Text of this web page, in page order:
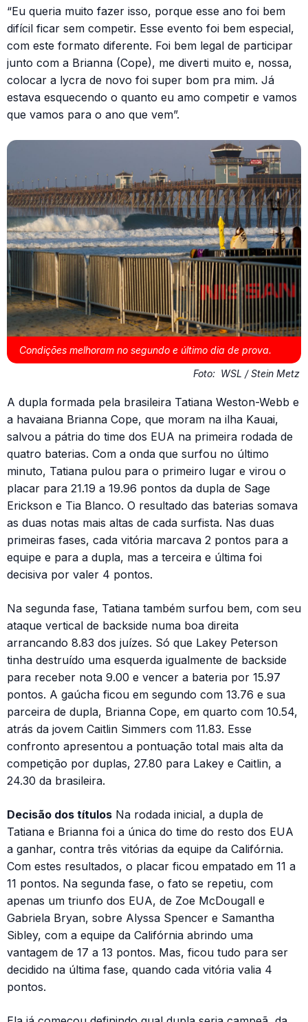
“Eu queria muito fazer isso, porque esse ano foi bem
difícil ficar sem competir. Esse evento foi bem especial,
com este formato diferente. Foi bem legal de participar
junto com a Brianna (Cope), me diverti muito e, nossa,
colocar a lycra de novo foi super bom pra mim. Já
estava esquecendo o quanto eu amo competir e vamos
que vamos para o ano que vem”.
Condições melhoram no segundo e último dia de prova.
Foto: WSL / Stein Metz
A dupla formada pela brasileira Tatiana Weston-Webb e
a havaiana Brianna Cope, que moram na ilha Kauai,
salvou a pátria do time dos EUA na primeira rodada de
quatro baterias. Com a onda que surfou no último
minuto, Tatiana pulou para o primeiro lugar e virou o
placar para 21.19 a 19.96 pontos da dupla de Sage
Erickson e Tia Blanco. O resultado das baterias somava
as duas notas mais altas de cada surfista. Nas duas
primeiras fases, cada vitória marcava 2 pontos para a
equipe e para a dupla, mas a terceira e última foi
decisiva por valer 4 pontos.
Na segunda fase, Tatiana também surfou bem, com seu
ataque vertical de backside numa boa direita
arrancando 8.83 dos juízes. Só que Lakey Peterson
tinha destruído uma esquerda igualmente de backside
para receber nota 9.00 e vencer a bateria por 15.97
pontos. A gaúcha ficou em segundo com 13.76 e sua
parceira de dupla, Brianna Cope, em quarto com 10.54,
atrás da jovem Caitlin Simmers com 11.83. Esse
confronto apresentou a pontuação total mais alta da
competição por duplas, 27.80 para Lakey e Caitlin, a
24.30 da brasileira.
Decisão dos títulos Na rodada inicial, a dupla de
Tatiana e Brianna foi a única do time do resto dos EUA
a ganhar, contra três vitórias da equipe da Califórnia.
Com estes resultados, o placar ficou empatado em 11 a
11 pontos. Na segunda fase, o fato se repetiu, com
apenas um triunfo dos EUA, de Zoe McDougall e
Gabriela Bryan, sobre Alyssa Spencer e Samantha
Sibley, com a equipe da Califórnia abrindo uma
vantagem de 17 a 13 pontos. Mas, ficou tudo para ser
decidido na última fase, quando cada vitória valia 4
pontos.